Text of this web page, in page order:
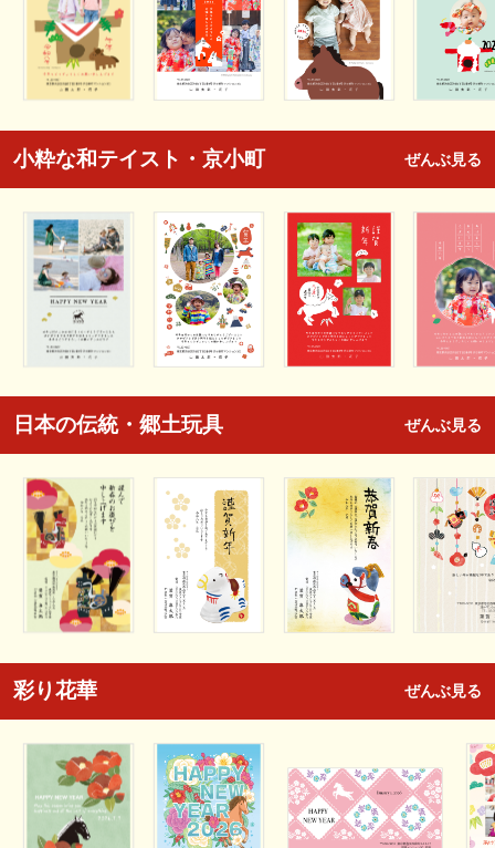
小粋な和テイスト・京小町 ぜんぶ見る
日本の伝統・郷土玩具 ぜんぶ見る
彩り花華 ぜんぶ見る